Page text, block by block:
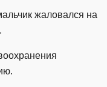
жаловался на